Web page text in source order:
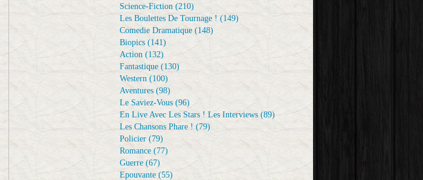
Science-Fiction (210)
Les Boulettes De Tournage ! (149)
Comedie Dramatique (148)
Biopics (141)
Action (132)
Fantastique (130)
Western (100)
Aventures (98)
Le Saviez-Vous (96)
En Live Avec Les Stars ! Les Interviews (89)
Les Chansons Phare ! (79)
Policier (79)
Romance (77)
Guerre (67)
Epouvante (55)